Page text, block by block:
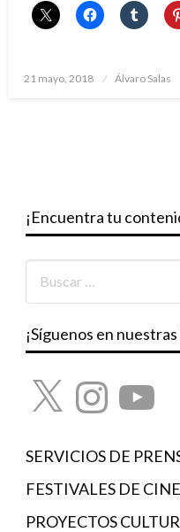
Publicado
21 mayo, 2018 Álvaro Salas
¡Encuentra tu
¡Síguenos en nuestras
X InstagramYouTube
SERVICIOS DE
FESTIVALES DE
PROYECTOS